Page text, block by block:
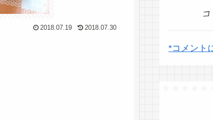
2018.07.19 2018.07.30
*コメント